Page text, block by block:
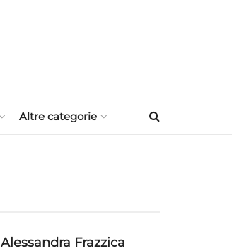
Altre categorie
Alessandra Frazzica